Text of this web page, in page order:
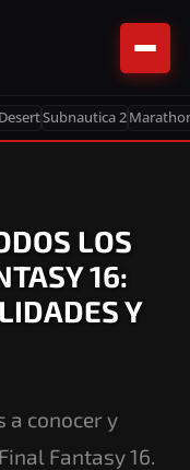
Subnautica 2
LOS
16:
Y
a conocer y
Fantasy 16.